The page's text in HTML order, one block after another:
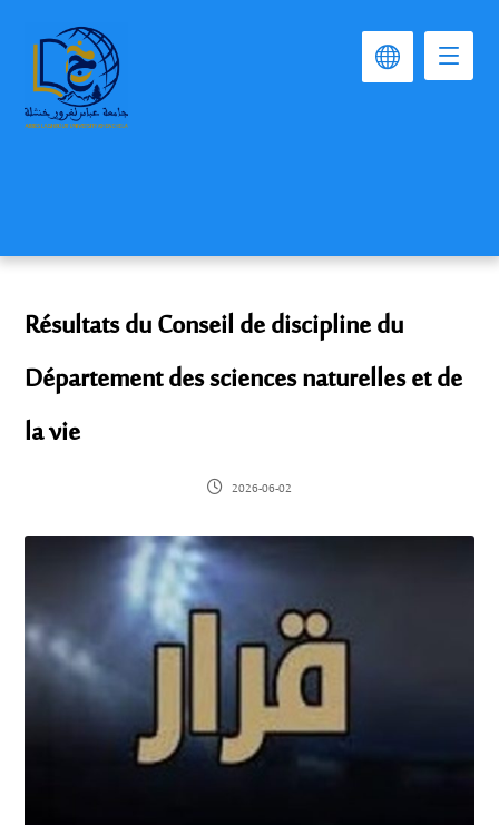
Résultats du Conseil de discipline du
Département des sciences naturelles et de
la vie
2026-06-02